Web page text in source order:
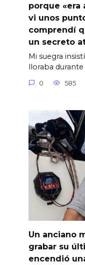
porque «era
vi unos
comprendí
un secreto
Mi suegra
lloraba durante
0 585
Un anciano
grabar su
encendió